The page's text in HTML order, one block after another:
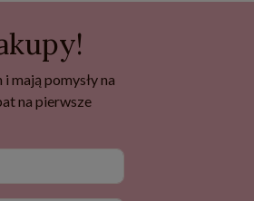
mają pomysły na
na pierwsze